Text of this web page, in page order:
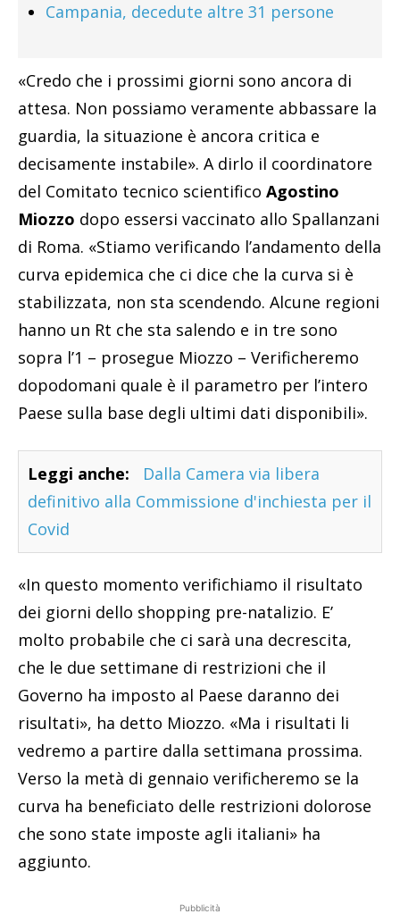
Campania, decedute altre 31 persone
«Credo che i prossimi giorni sono ancora di
attesa. Non possiamo veramente abbassare la
guardia, la situazione è ancora critica e
decisamente instabile». A dirlo il coordinatore
del Comitato tecnico scientifico Agostino
Miozzo dopo essersi vaccinato allo Spallanzani
di Roma. «Stiamo verificando l’andamento della
curva epidemica che ci dice che la curva si è
stabilizzata, non sta scendendo. Alcune regioni
hanno un Rt che sta salendo e in tre sono
sopra l’1 – prosegue Miozzo – Verificheremo
dopodomani quale è il parametro per l’intero
Paese sulla base degli ultimi dati disponibili».
Leggi anche:
Dalla Camera via libera
definitivo alla Commissione d'inchiesta per il
Covid
«In questo momento verifichiamo il risultato
dei giorni dello shopping pre-natalizio. E’
molto probabile che ci sarà una decrescita,
che le due settimane di restrizioni che il
Governo ha imposto al Paese daranno dei
risultati», ha detto Miozzo. «Ma i risultati li
vedremo a partire dalla settimana prossima.
Verso la metà di gennaio verificheremo se la
curva ha beneficiato delle restrizioni dolorose
che sono state imposte agli italiani» ha
aggiunto.
Pubblicità